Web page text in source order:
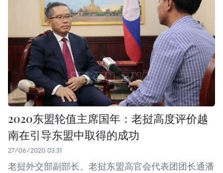
2020东盟轮值主席国年：老挝高度评价越
南在引导东盟中取得的成功
27/06/2020 03:31
老挝外交部副部长、老挝东盟高官会代表团团长通潘